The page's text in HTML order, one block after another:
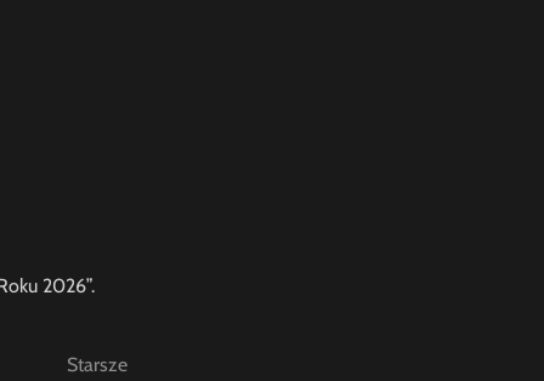
2026”.
Starsze